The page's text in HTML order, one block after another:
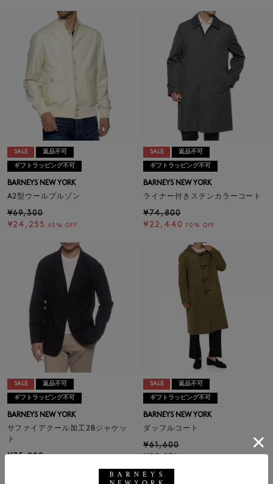
SALE 返品不可
ギフトラッピング不可
BARNEYS NEW YORK
A2型ウールブルゾン
¥69,300
¥24,255
65% OFF
SALE 返品不可
ギフトラッピング不可
BARNEYS NEW YORK
ライナー付きステンカラーコート
¥74,800
¥22,440 70% OFF
SALE 返品不可
ギフトラッピング不可
BARNEYS NEW YORK
サファイアクール加工2Bジャケッ
ト
¥75,900
SALE 返品不可
ギフトラッピング不可
BARNEYS NEW YORK
ダッフルコート
¥61,600
¥22,176